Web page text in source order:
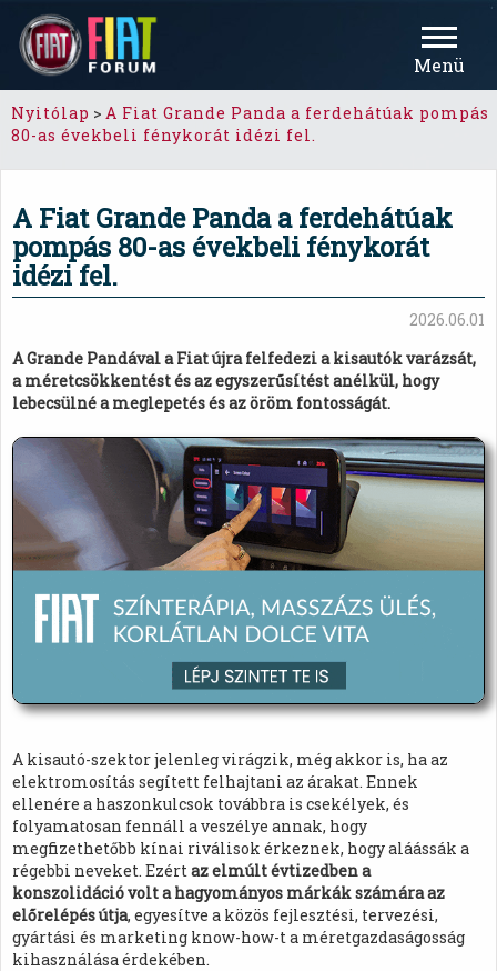
Menü
Nyitólap > A Fiat Grande Panda a ferdehátúak pompás
80-as évekbeli fénykorát idézi fel.
A Fiat Grande Panda a ferdehátúak
pompás 80-as évekbeli fénykorát
idézi fel.
2026.06.01
A Grande Pandával a Fiat újra felfedezi a kisautók varázsát,
a méretcsökkentést és az egyszerűsítést anélkül, hogy
lebecsülné a meglepetés és az öröm fontosságát.
A kisautó-szektor jelenleg virágzik, még akkor is, ha az
elektromosítás segített felhajtani az árakat. Ennek
ellenére a haszonkulcsok továbbra is csekélyek, és
folyamatosan fennáll a veszélye annak, hogy
megfizethetőbb kínai riválisok érkeznek, hogy aláássák a
régebbi neveket. Ezért az elmúlt évtizedben a
konszolidáció volt a hagyományos márkák számára az
előrelépés útja, egyesítve a közös fejlesztési, tervezési,
gyártási és marketing know-how-t a méretgazdaságosság
kihasználása érdekében.